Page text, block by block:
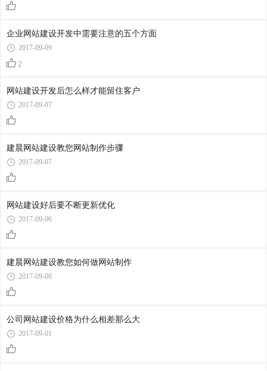
企业网站建设开发中需要注意的五个方面
2017-09-09
2
网站建设开发后怎么样才能留住客户
2017-09-07
建晨网站建设教您网站制作步骤
2017-09-07
网站建设好后要不断更新优化
2017-09-06
建晨网站建设教您如何做网站制作
2017-09-06
公司网站建设价格为什么相差那么大
2017-09-01